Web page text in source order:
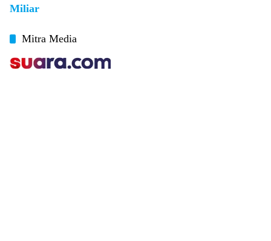
Miliar
Mitra Media